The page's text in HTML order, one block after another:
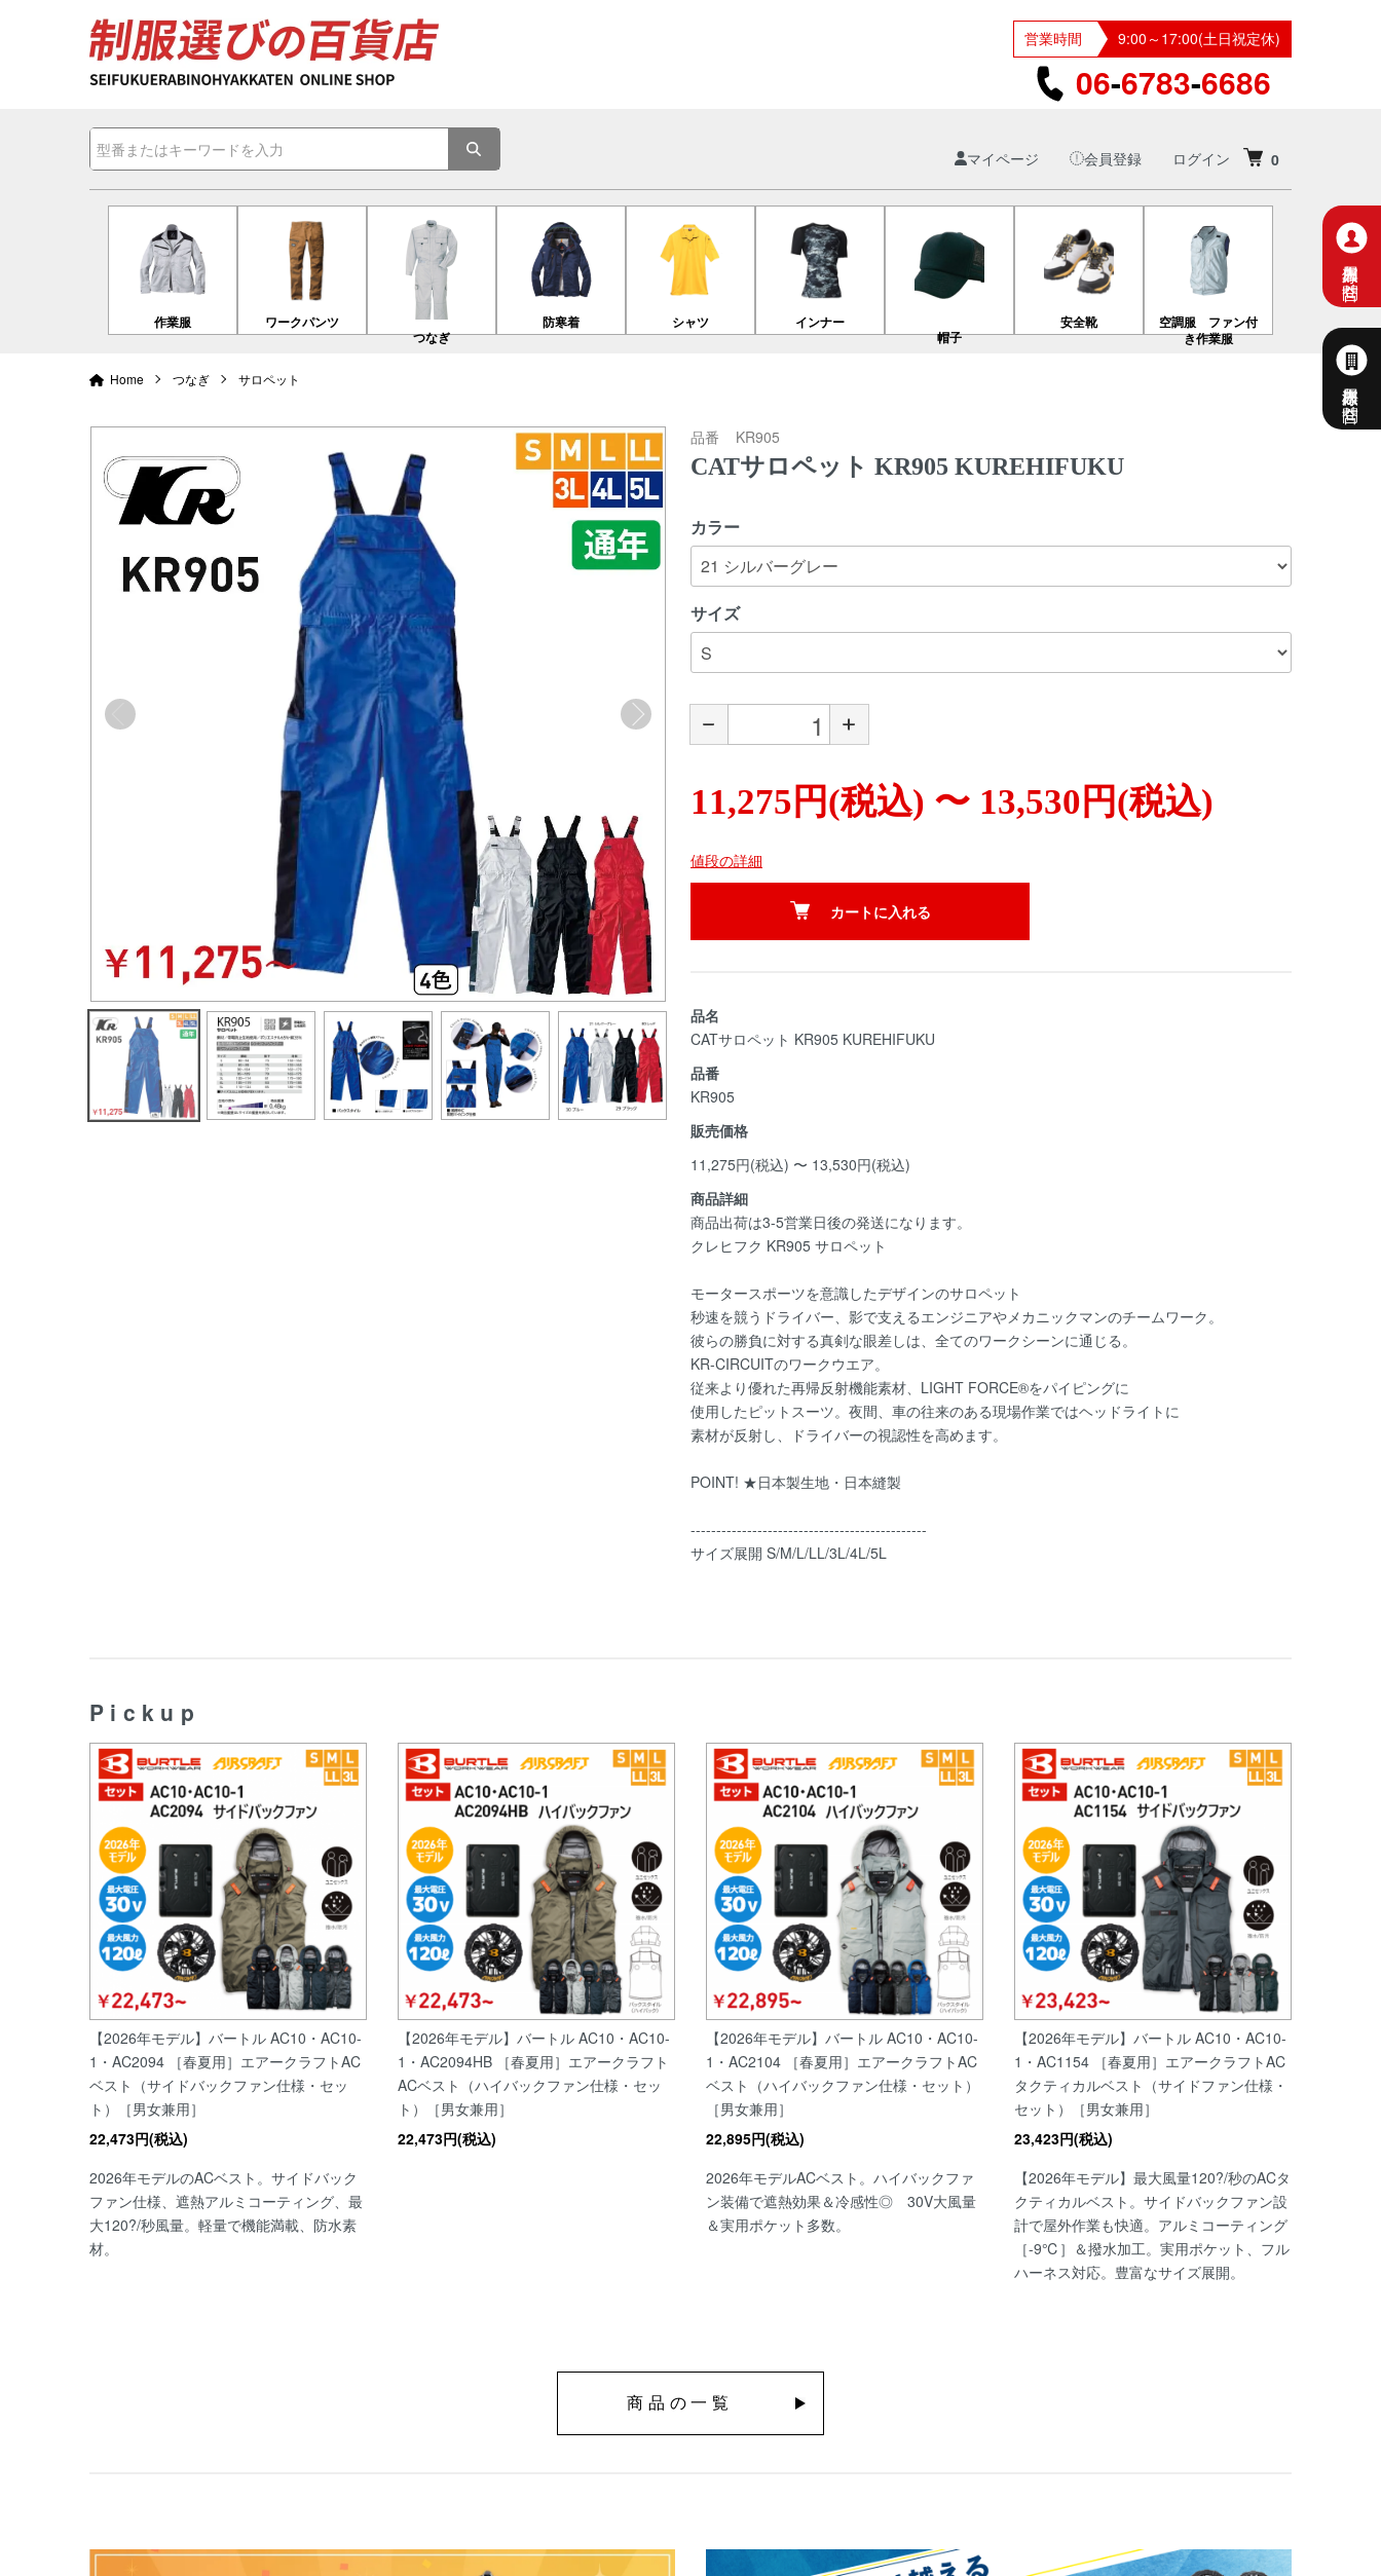
営業時間 9:00～17:00(土日祝定休)
06-6783-6686
マイページ 会員登録 ログイン 0
作業服
ワークパンツ
つなぎ
防寒着 シャツ
インナー
帽子
安全靴
空調服 ファン付
き作業服
Home つなぎ サロペット
品番 KR905
CATサロペット KR905 KUREHIFUKU
カラー
サイズ
11,275円(税込) 〜 13,530円(税込)
値段の詳細
カートに入れる
品名
CATサロペット KR905 KUREHIFUKU
品番
KR905
販売価格
11,275円(税込) 〜 13,530円(税込)
商品詳細
商品出荷は3-5営業日後の発送になります。
クレヒフク KR905 サロペット
モータースポーツを意識したデザインのサロペット
秒速を競うドライバー、影で支えるエンジニアやメカニックマンのチームワーク。
彼らの勝負に対する真剣な眼差しは、全てのワークシーンに通じる。
KR-CIRCUITのワークウエア。
従来より優れた再帰反射機能素材、LIGHT FORCE®をパイピングに
使用したピットスーツ。夜間、車の往来のある現場作業ではヘッドライトに
素材が反射し、ドライバーの視認性を高めます。
POINT! ★日本製生地・日本縫製
----------------------------------------------
サイズ展開 S/M/L/LL/3L/4L/5L
Pickup
【2026年モデル】バートル AC10・AC10-
1・AC2094 ［春夏用］エアークラフトAC
ベスト（サイドバックファン仕様・セッ
ト）［男女兼用］
22,473円(税込)
2026年モデルのACベスト。サイドバック
ファン仕様、遮熱アルミコーティング、最
大120?/秒風量。軽量で機能満載、防水素
材。
【2026年モデル】バートル AC10・AC10-
1・AC2094HB ［春夏用］エアークラフト
ACベスト（ハイバックファン仕様・セッ
ト）［男女兼用］
22,473円(税込)
【2026年モデル】バートル AC10・AC10-
1・AC2104 ［春夏用］エアークラフトAC
ベスト（ハイバックファン仕様・セット）
［男女兼用］
22,895円(税込)
2026年モデルACベスト。ハイバックファ
ン装備で遮熱効果＆冷感性◎ 30V大風量
＆実用ポケット多数。
【2026年モデル】バートル AC10・AC10-
1・AC1154 ［春夏用］エアークラフトAC
タクティカルベスト（サイドファン仕様・
セット）［男女兼用］
23,423円(税込)
【2026年モデル】最大風量120?/秒のACタ
クティカルベスト。サイドバックファン設
計で屋外作業も快適。アルミコーティング
［-9℃］＆撥水加工。実用ポケット、フル
ハーネス対応。豊富なサイズ展開。
商品の一覧
個人専用お問合せ
法人様専用お問合せ